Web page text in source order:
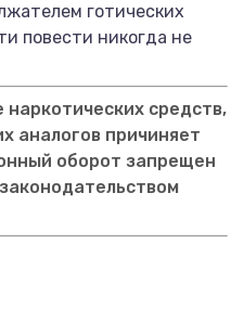
готических
повести никогда не
средств,
аналогов причиняет
оборот запрещен